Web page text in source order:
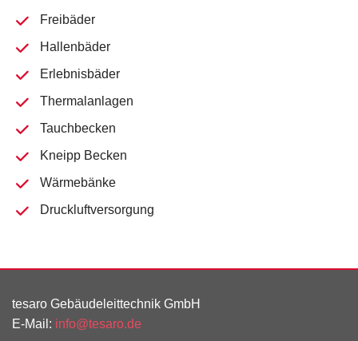
Freibäder
Hallenbäder
Erlebnisbäder
Thermalanlagen
Tauchbecken
Kneipp Becken
Wärmebänke
Druckluftversorgung
tesaro Gebäudeleittechnik GmbH
E-Mail: info@tesaro.de